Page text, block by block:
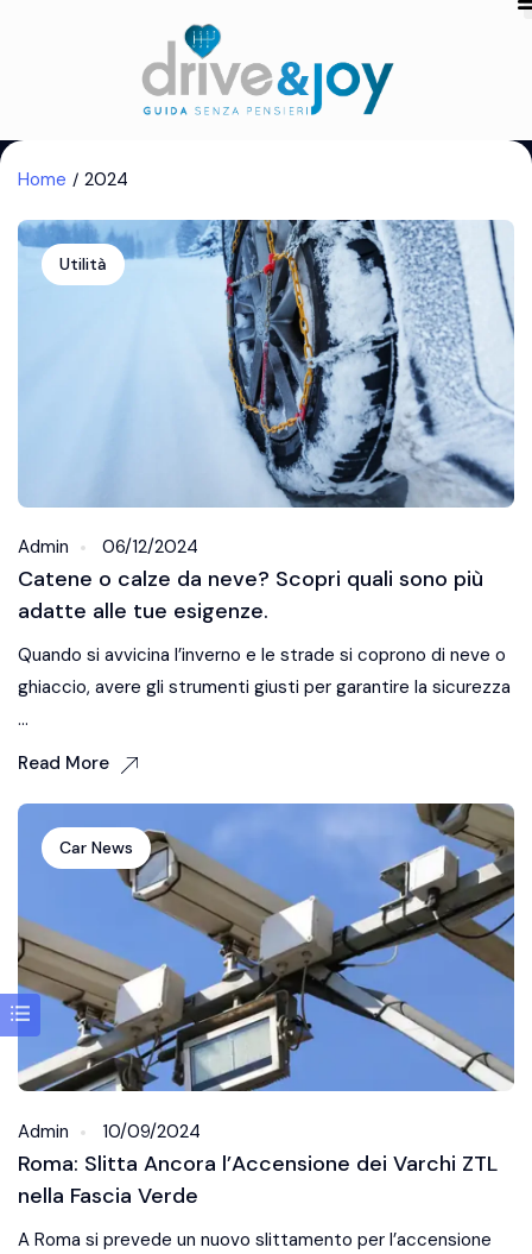
Home 2024
Utilità
Admin 06/12/2024
Catene o calze da neve? Scopri quali sono più
adatte alle tue esigenze.
Quando si avvicina l’inverno e le strade si coprono di neve o
ghiaccio, avere gli strumenti giusti per garantire la sicurezza
...
Read More
Car News
Admin 10/09/2024
Roma: Slitta Ancora l’Accensione dei Varchi ZTL
nella Fascia Verde
A Roma si prevede un nuovo slittamento per l’accensione